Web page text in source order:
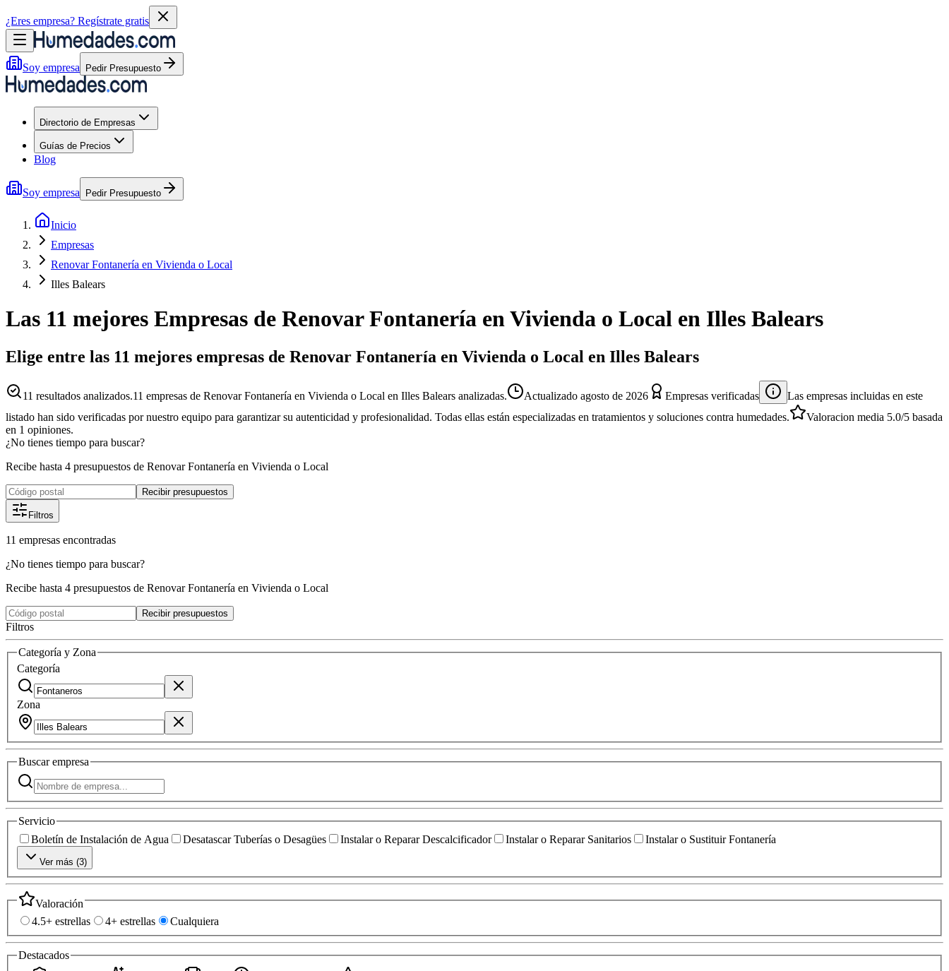
¿Eres empresa? Regístrate gratis
Soy empresa Pedir Presupuesto
Directorio de Empresas
Guías de Precios
Blog
Soy empresa Pedir Presupuesto
Inicio
Empresas
Renovar Fontanería en Vivienda o Local
Illes Balears
Las 11 mejores Empresas de Renovar Fontanería en Vivienda o Local en Illes Balears
Elige entre las 11 mejores empresas de Renovar Fontanería en Vivienda o Local en Illes Balears
11 resultados analizados.11 empresas de Renovar Fontanería en Vivienda o Local en Illes Balears analizadas. Actualizado agosto de 2026 Empresas verificadas
Las empresas incluidas en este
listado han sido verificadas por nuestro equipo para garantizar su autenticidad y profesionalidad. Todas ellas están especializadas en tratamientos y soluciones contra humedades.
Valoracion media 5.0/5 basada
en 1 opiniones.
¿No tienes tiempo para buscar?
Recibe hasta 4 presupuestos de Renovar Fontanería en Vivienda o Local
Recibir presupuestos
Filtros
11 empresas encontradas
¿No tienes tiempo para buscar?
Recibe hasta 4 presupuestos de Renovar Fontanería en Vivienda o Local
Recibir presupuestos
Filtros
Categoría y Zona
Categoría
Zona
Buscarempresa
Servicio
Boletín de Instalación de Agua
Desatascar Tuberías o Desagües Instalar o Reparar Descalcificador Instalar o Reparar Sanitarios Instalar o Sustituir Fontanería
Ver más (3)
Valoración
4.5+ estrellas
4+ estrellas Cualquiera
Destacados